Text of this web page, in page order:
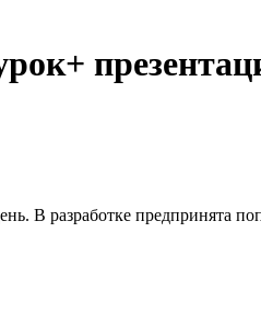
В разработке предпринята